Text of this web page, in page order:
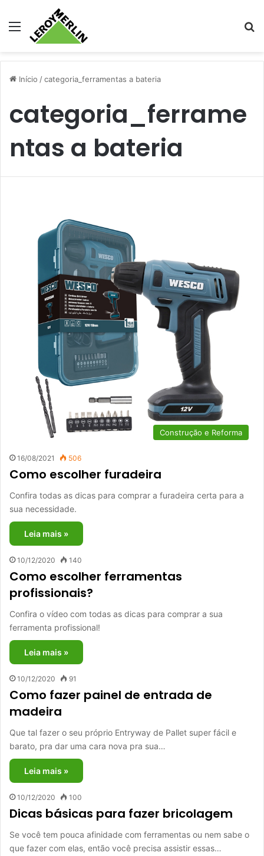
Menu
Início /categoria_ferramentas a bateria
categoria_ferrame
ntas a bateria
Construção e Reforma
16/08/2021 506
Como escolher furadeira
Confira todas as dicas para comprar a furadeira certa para a
sua necessidade.
Leia mais »
10/12/2020 140
Como escolher ferramentas
profissionais?
Confira o vídeo com todas as dicas para comprar a sua
ferramenta profissional!
Leia mais »
10/12/2020 91
Como fazer painel de entrada de
madeira
Que tal fazer o seu próprio Entryway de Pallet super fácil e
barato, pra dar uma cara nova pra sua…
Leia mais »
10/12/2020 100
Dicas básicas para fazer bricolagem
Se você tem pouca afinidade com ferramentas ou nem sabe o
que fazer com elas, então você precisa assistir essas…